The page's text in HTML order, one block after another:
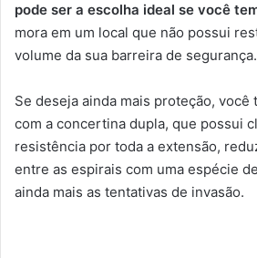
pode ser a escolha ideal se você
mora em um local que não possui
volume da sua barreira de segurança.
Se deseja ainda mais proteção, você
com a concertina dupla, que possui
resistência por toda a extensão,
entre as espirais com uma espécie
ainda mais as tentativas de invasão.